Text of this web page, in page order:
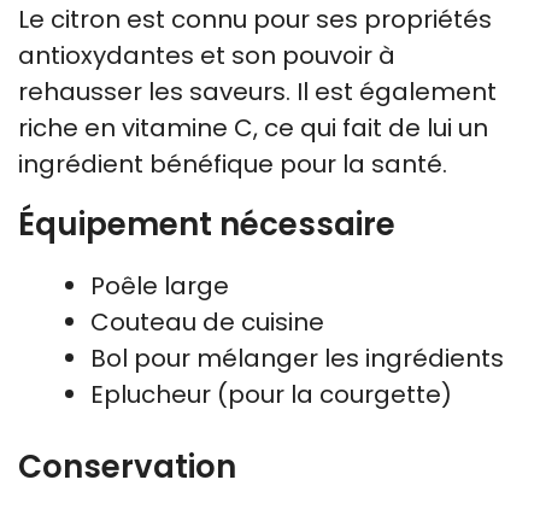
Le citron est connu pour ses propriétés
antioxydantes et son pouvoir à
rehausser les saveurs. Il est également
riche en vitamine C, ce qui fait de lui un
ingrédient bénéfique pour la santé.
Équipement nécessaire
Poêle large
Couteau de cuisine
Bol pour mélanger les ingrédients
Eplucheur (pour la courgette)
Conservation